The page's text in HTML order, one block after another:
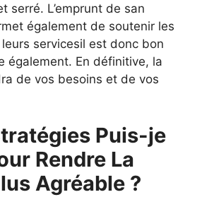
serré. L’emprunt de san
également de soutenir les
servicesil est donc bon
également. En définitive, la
de vos besoins et de vos
Puis-je
Rendre La
Agréable ?